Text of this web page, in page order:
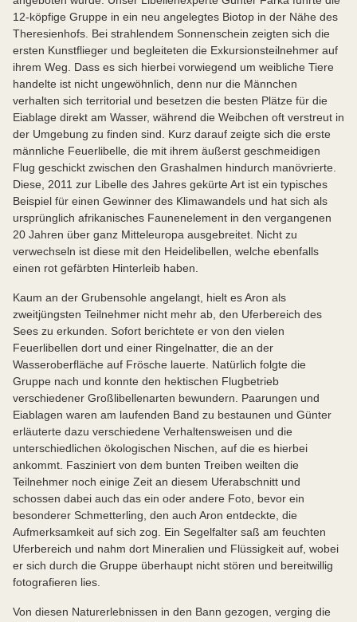
12-köpfige Gruppe in ein neu angelegtes Biotop in der Nähe des
Theresienhofs. Bei strahlendem Sonnenschein zeigten sich die
ersten Kunstflieger und begleiteten die Exkursionsteilnehmer auf
ihrem Weg. Dass es sich hierbei vorwiegend um weibliche Tiere
handelte ist nicht ungewöhnlich, denn nur die Männchen
verhalten sich territorial und besetzen die besten Plätze für die
Eiablage direkt am Wasser, während die Weibchen oft verstreut in
der Umgebung zu finden sind. Kurz darauf zeigte sich die erste
männliche Feuerlibelle, die mit ihrem äußerst geschmeidigen
Flug geschickt zwischen den Grashalmen hindurch manövrierte.
Diese, 2011 zur Libelle des Jahres gekürte Art ist ein typisches
Beispiel für einen Gewinner des Klimawandels und hat sich als
ursprünglich afrikanisches Faunenelement in den vergangenen
20 Jahren über ganz Mitteleuropa ausgebreitet. Nicht zu
verwechseln ist diese mit den Heidelibellen, welche ebenfalls
einen rot gefärbten Hinterleib haben.
Kaum an der Grubensohle angelangt, hielt es Aron als
zweitjüngsten Teilnehmer nicht mehr ab, den Uferbereich des
Sees zu erkunden. Sofort berichtete er von den vielen
Feuerlibellen dort und einer Ringelnatter, die an der
Wasseroberfläche auf Frösche lauerte. Natürlich folgte die
Gruppe nach und konnte den hektischen Flugbetrieb
verschiedener Großlibellenarten bewundern. Paarungen und
Eiablagen waren am laufenden Band zu bestaunen und Günter
erläuterte dazu verschiedene Verhaltensweisen und die
unterschiedlichen ökologischen Nischen, auf die es hierbei
ankommt. Fasziniert von dem bunten Treiben weilten die
Teilnehmer noch einige Zeit an diesem Uferabschnitt und
schossen dabei auch das ein oder andere Foto, bevor ein
besonderer Schmetterling, den auch Aron entdeckte, die
Aufmerksamkeit auf sich zog. Ein Segelfalter saß am feuchten
Uferbereich und nahm dort Mineralien und Flüssigkeit auf, wobei
er sich durch die Gruppe überhaupt nicht stören und bereitwillig
fotografieren lies.
Von diesen Naturerlebnissen in den Bann gezogen, verging die